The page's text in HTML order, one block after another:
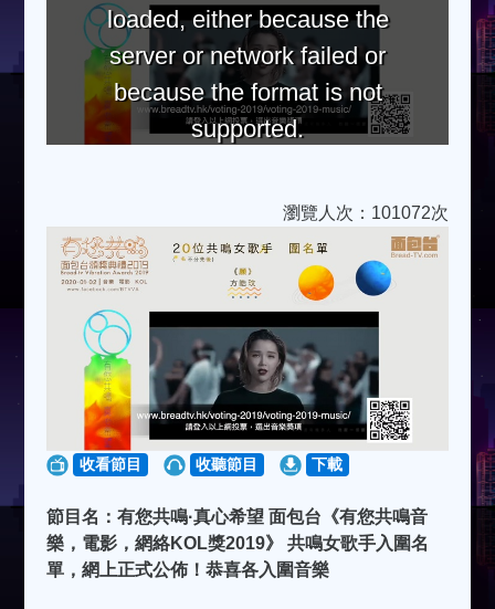
loaded, either because the
server or network failed or
because the format is not
supported.
瀏覽人次：101072次
收看節目 收聽節目 下載
節目名：有您共鳴·真心希望 面包台《有您共鳴音
樂，電影，網絡KOL獎2019》 共鳴女歌手入圍名
單，網上正式公佈！恭喜各入圍音樂